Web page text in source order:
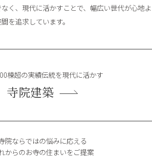
く、現代に活かすことで、幅広い世代が心地よ
を追求しています。
棟超の実績伝統を現代に活かす
寺院建築
院ならではの悩みに応える
からのお寺の住まいをご提案